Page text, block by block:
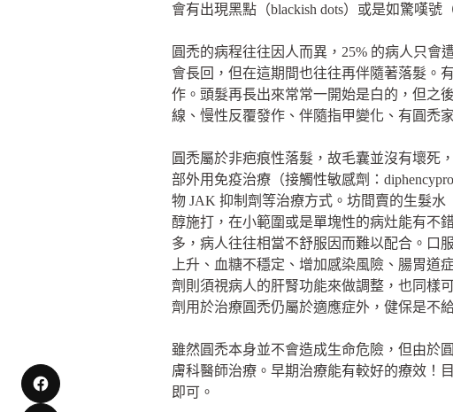
會有出現黑點（blackish dots）或是如驚嘆號
圓禿的病程往往因人而異，25% 的病人只會
會長回，但在這期間也往往再伴隨著落髮。
作。頭髮再長出來常常一開始是白的，但之
線、慢性反覆發作、伴隨指甲變化、有圓禿
圓禿屬於非疤痕性落髮，故毛囊並沒有壞死
部外用免疫治療（接觸性敏感劑：
物 JAK 抑制劑等治療方式。坊間賣的生髮
醇施打，在小範圍或是單塊性的病灶能有不
多，病人往往相當不舒服因而難以配合。口
上升、血糖不穩定、增加感染風險、腸胃
劑則須視病人的肝腎功能來做調整，也同樣
劑用於治療圓禿仍屬於適應症外，健保是不
雖然圓禿本身並不會造成生命危險，但由於
膚科醫師治療。早期治療能有較好的療效！
即可。